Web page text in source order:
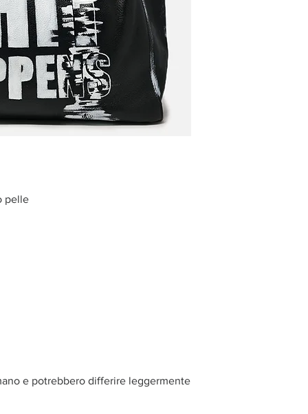
pelle
e potrebbero differire leggermente